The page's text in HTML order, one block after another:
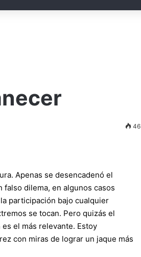
46
Apenas se desencadenó el
dilema, en algunos casos
participación bajo cualquier
se tocan. Pero quizás el
el más relevante. Estoy
con miras de lograr un jaque más